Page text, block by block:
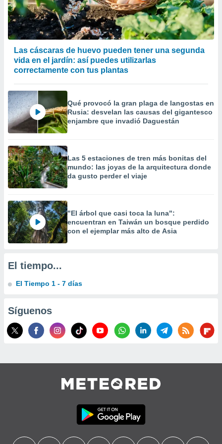
e
mediante
publicidad
publicidad
1199
Las cáscaras de huevo pueden tener una segunda
vida en el jardín: así puedes utilizarlas
correctamente con tus plantas
Qué provocó la gran plaga de langostas en
Rusia: desvelan las causas del gigantesco
enjambre que invadió Daguestán
Las 5 estaciones de tren más bonitas del
mundo: las joyas de la arquitectura donde
da gusto perder el viaje
"El árbol que casi toca la luna":
encuentran en Taiwán un bosque perdido
con el ejemplar más alto de Asia
El tiempo...
El Tiempo 1 - 7 días
Síguenos